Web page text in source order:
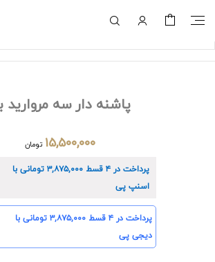
پاشنه دار سه مروارید
۱۵,۵۰۰,۰۰۰ تومان
پرداخت در ۴ قسط ۳,۸۷۵,۰۰۰تومانی با
اسنپ پی
پرداخت در ۴ قسط ۳,۸۷۵,۰۰۰تومانی با
دیجی پی